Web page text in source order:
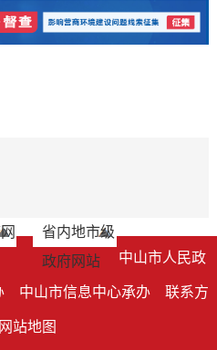
省内地市级
政府网站
中山市人民政
中山市信息中心承办 联系方
网站地图